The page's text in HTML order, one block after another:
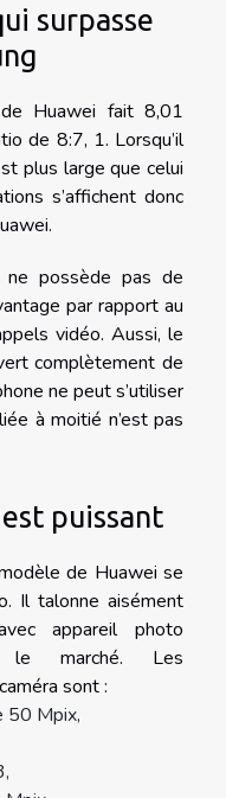
surpasse
Huawei fait 8,01
de 8:7, 1. Lorsqu’il
plus large que celui
s’affichent donc
ne possède pas de
par rapport au
vidéo. Aussi, le
complètement de
ne peut s’utiliser
à moitié n’est pas
puissant
de Huawei se
Il talonne aisément
appareil photo
le marché. Les
sont :
50 Mpix,